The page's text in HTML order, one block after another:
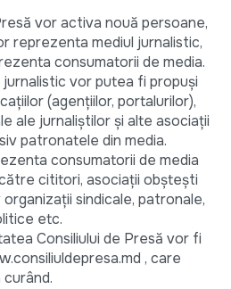
vor activa nouă persoane,
reprezenta mediul jurnalistic,
consumatorii de media.
vor putea fi propuşi
(agenţiilor, portalurilor),
ale jurnaliştilor şi alte asociaţii
patronatele din media.
consumatorii de media
cititori, asociaţii obşteşti
sindicale, patronale,
etc.
Consiliului de Presă vor fi
, care